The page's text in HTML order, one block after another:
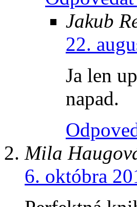
Jakub
22.
Ja len
napad.
Mila
6. októbra